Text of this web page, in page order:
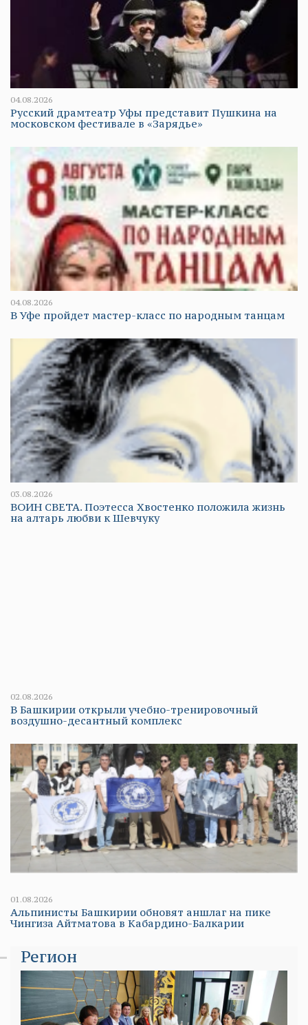
04.08.2026
Русский драмтеатр Уфы представит Пушкина на
московском фестивале в «Зарядье»
04.08.2026
В Уфе пройдет мастер-класс по народным танцам
03.08.2026
ВОИН СВЕТА. Поэтесса Хвостенко положила жизнь
на алтарь любви к Шевчуку
02.08.2026
В Башкирии открыли учебно-тренировочный
воздушно-десантный комплекс
01.08.2026
Альпинисты Башкирии обновят аншлаг на пике
Чингиза Айтматова в Кабардино-Балкарии
Регион